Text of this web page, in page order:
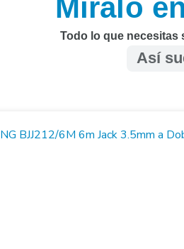
Míralo
Todo lo que necesitas
Así